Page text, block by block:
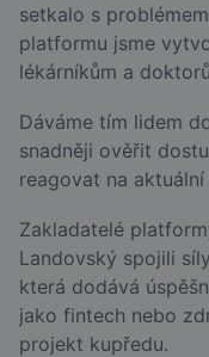
setkalo s
platformu jsme
lékárníkům a
Dáváme tím lidem
snadněji ověřit
reagovat na
Zakladatelé
Landovský spojili
která dodává
jako fintech nebo
projekt kupředu.